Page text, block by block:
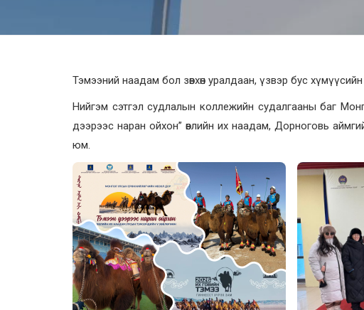
Тэмээний наадам бол зөвхөн уралдаан, үзвэр бус
Нийгэм сэтгэл судлалын коллежийн судалгааны баг
дээрээс наран ойхон” өвлийн их наадам, Дорноговь
юм.